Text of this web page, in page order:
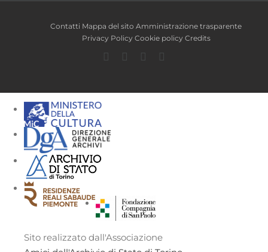
Contatti Mappa del sito Amministrazione trasparente
Privacy Policy Cookie policy Credits
Facebook
TwitterYouTube
Sito realizzato dall'Associazione